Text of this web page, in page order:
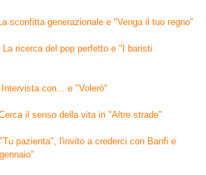
sconfitta generazionale e "Venga il tuo regno"
La ricerca del pop perfetto e "I baristi
Intervista con... e "Volerò"
il senso della vita in "Altre strade"
"Tu pazienta", l'invito a crederci con Banfi e